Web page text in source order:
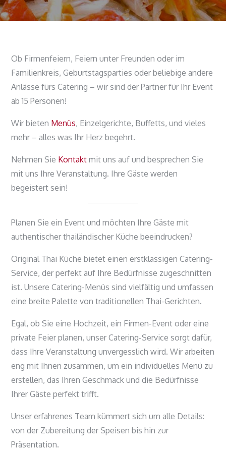
Ob Firmenfeiern, Feiern unter Freunden oder im
Familienkreis, Geburtstagsparties oder beliebige andere
Anlässe fürs Catering – wir sind der Partner für Ihr Event
ab 15 Personen!
Wir bieten Menüs, Einzelgerichte, Buffetts, und vieles
mehr – alles was Ihr Herz begehrt.
Nehmen Sie Kontaktmit uns auf und besprechen Sie
mit uns Ihre Veranstaltung. Ihre Gäste werden
begeistert sein!
Planen Sie ein Event und möchten Ihre Gäste mit
authentischer thailändischer Küche beeindrucken?
Original Thai Küche bietet einen erstklassigen Catering-
Service, der perfekt auf Ihre Bedürfnisse zugeschnitten
ist. Unsere Catering-Menüs sind vielfältig und umfassen
eine breite Palette von traditionellen Thai-Gerichten.
Egal, ob Sie eine Hochzeit, ein Firmen-Event oder eine
private Feier planen, unser Catering-Service sorgt dafür,
dass Ihre Veranstaltung unvergesslich wird. Wir arbeiten
eng mit Ihnen zusammen, um ein individuelles Menü zu
erstellen, das Ihren Geschmack und die Bedürfnisse
Ihrer Gäste perfekt trifft.
Unser erfahrenes Team kümmert sich um alle Details:
von der Zubereitung der Speisen bis hin zur
Präsentation.